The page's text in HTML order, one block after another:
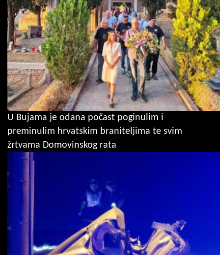
U Bujama je odana počast poginulim i
preminulim hrvatskim braniteljima te svim
žrtvama Domovinskog rata